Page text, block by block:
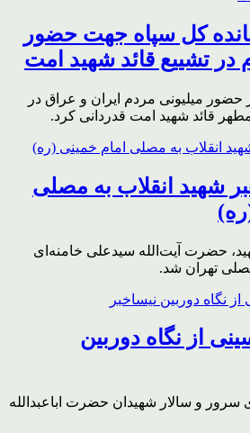
کل سپاه جهت حضور
در تشییع قائد شهید امت
حضور میلیونی مردم ایران و عراق در
مطهر قائد شهید امت قدردانی کرد.
شهید انقلاب به مصلی
حضرت آیت‌الله سیدعلی خامنه‌ای
تهران شد.
از نگاه دوربین
سرور و سالار شهیدان حضرت اباعبدالله